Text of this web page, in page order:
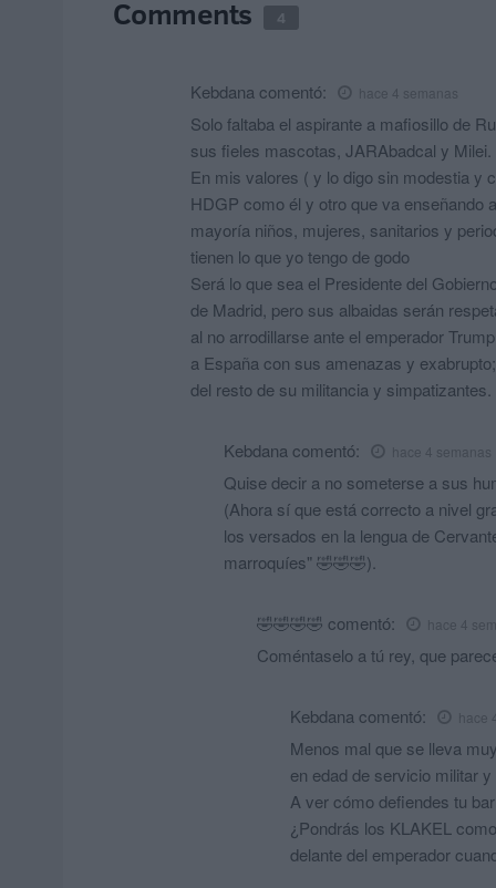
Comments 4
Kebdana comentó: hace 4 semanas
Solo faltaba el aspirante a mafiosillo de
sus fieles mascotas, JARAbadcal y Milei.
En mis valores ( y lo digo sin modestia y
HDGP como él y otro que va
mayoría niños, mujeres, sanitarios y
tienen lo que yo tengo de godo
Será lo que sea el Presidente del
de Madrid, pero sus albaidas serán
al no arrodillarse ante el emperador
a España con sus amenazas y
del resto de su militancia y simpatizantes.
Kebdana comentó: hace 4 semanas
Quise decir a no someterse a sus
(Ahora sí que está correcto a nivel
los versados en la lengua de
marroquíes" 🤣🤣🤣).
🤣🤣🤣🤣 comentó: hace 4
Coméntaselo a tú rey, que
Kebdana comentó: hace
Menos mal que se lleva
en edad de servicio militar
A ver cómo defiendes tu
¿Pondrás los KLAKEL
delante del emperador